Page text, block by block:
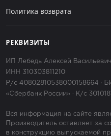
Политика возврата
РЕКВИЗИТЫ
ИП Лебедь Алексей
ИНН 310303811210
Р/с 40802810538000158664 ·
«Сбербанк России» · К/с
Вся информация на сайте
Производитель оставляет за
в конструкцию выпускаемой